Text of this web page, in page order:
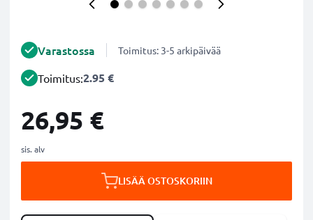
Varastossa Toimitus: 3-5 arkipäivää
Toimitus:2.95 €
26,95 €
sis. alv
LISÄÄ OSTOSKORIIN